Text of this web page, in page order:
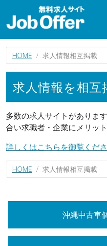
HOME 求人情報相互掲載
求人情報を相互
多数の求人サイトがありま
合い求職者・企業にメリッ
詳しくはこちらを御覧くださ
HOME 求人情報相互掲載
沖縄中古車